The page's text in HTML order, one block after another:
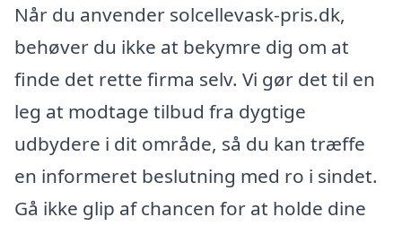
Når du anvender solcellevask-pris.dk,
behøver du ikke at bekymre dig om at
finde det rette firma selv. Vi gør det til en
leg at modtage tilbud fra dygtige
udbydere i dit område, så du kan træffe
en informeret beslutning med ro i sindet.
Gå ikke glip af chancen for at holde dine